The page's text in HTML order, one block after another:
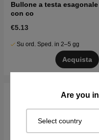
Are you
Select country
Bullone a testa esagonale
con co
€5.13
Su ord. Sped. in 2–5 gg
Acquista